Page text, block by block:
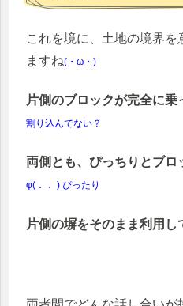
これを境に、土地の境界を
ますね(・ω・)
片側のブロックが完全に乗
割り込んでない？
両側とも、ぴっちりとブロ
φ(．． ) ぴったり
片側の塀をそのまま利用し